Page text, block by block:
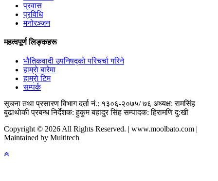
प्रवास
प्रविधि
मनोरञ्जन
महत्वपूर्ण लिङ्कहरू
भाैतिकवादी उपनिषद्काे परिचर्चा गरिने
हाम्राे बारेमा
हाम्राे टिम
सम्पर्क
सूचना तथा प्रसारण विभाग दर्ता नं.: १३०६-२०७५/ ७६ अध्यक्ष: रामसिंह
बुढाथाेकी प्रबन्ध निर्देशक: हुकुम बहादुर सिंह सम्पादक: हिरामणि दु:खी
Copyright © 2026 All Rights Reserved. | www.moolbato.com |
Maintained by Multitech